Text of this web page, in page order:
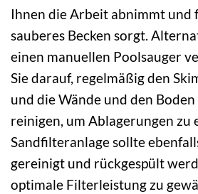
Ihnen die Arbeit abnimmt und
sauberes Becken sorgt.
einen manuellen Poolsauger
Sie darauf, regelmäßig den
und die Wände und den Boden
reinigen, um Ablagerungen zu
Sandfilteranlage sollte
gereinigt und rückgespült
optimale Filterleistung zu